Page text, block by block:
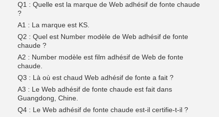
Q1 : Quelle est la marque de Web adhésif de fonte chaude
?
A1 : La marque est KS.
Q2 : Quel est Number modèle de Web adhésif de fonte
chaude ?
A2 : Number modèle est film adhésif de Web de fonte
chaude.
Q3 : Là où est chaud Web adhésif de fonte a fait ?
A3 : Le Web adhésif de fonte chaude est fait dans
Guangdong, Chine.
Q4 : Le Web adhésif de fonte chaude est-il certifie-t-il ?